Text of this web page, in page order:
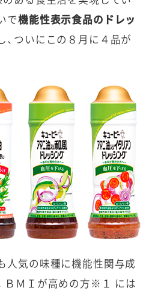
で機能性表示食品のドレッ
、ついにこの８月に４品が
人気の味種に機能性関与成
ＢＭＩが高めの方※１ には